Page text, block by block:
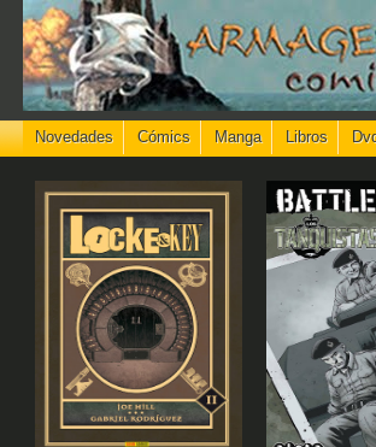
Novedades Cómics Manga Libros